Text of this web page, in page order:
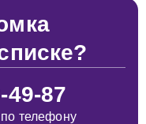
49-87
телефону